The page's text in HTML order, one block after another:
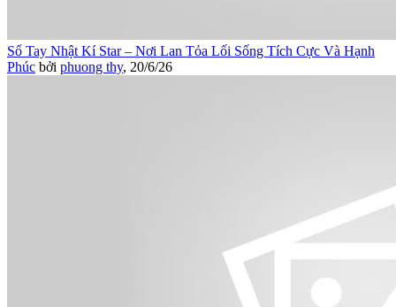
Sổ Tay Nhật Kí Star – Nơi Lan Tỏa Lối Sống Tích Cực Và Hạnh
Phúc bởi phuong thy, 20/6/26